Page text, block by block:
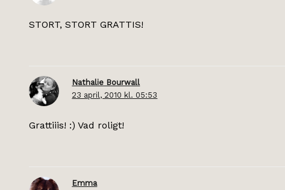
STORT, STORT GRATTIS!
Nathalie Bourwall
23 april, 2010 kl. 05:53
Grattiiis! :) Vad roligt!
Emma